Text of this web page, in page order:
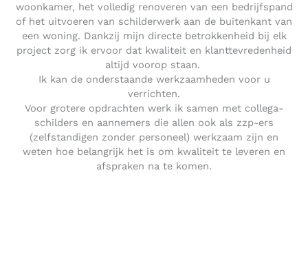
woonkamer, het volledig renoveren van een bedrijfspand
of het uitvoeren van schilderwerk aan de buitenkant van
een woning. Dankzij mijn directe betrokkenheid bij elk
project zorg ik ervoor dat kwaliteit en klanttevredenheid
altijd voorop staan.
Ik kan de onderstaande werkzaamheden voor u
verrichten.
Voor grotere opdrachten werk ik samen met collega-
schilders en aannemers die allen ook als zzp-ers
(zelfstandigen zonder personeel) werkzaam zijn en
weten hoe belangrijk het is om kwaliteit te leveren en
afspraken na te komen.